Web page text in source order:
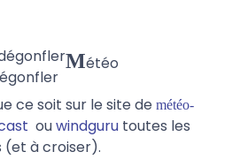
Météo
ce soit sur le site de météo-
ouwindguru toutes les
(et à croiser).